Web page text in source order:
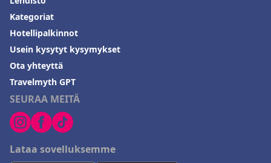
SEURAA MEITÄ
Lataa sovelluksemme
Kategoriat
Hotellipalkinnot
Usein kysytyt kysymykset
Ota yhteyttä
Travelmyth GPT